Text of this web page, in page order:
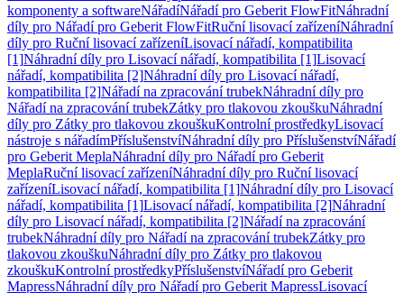
komponenty a softwareNářadíNářadí pro Geberit FlowFitNáhradní
díly pro Nářadí pro Geberit FlowFitRuční lisovací zařízeníNáhradní
díly pro Ruční lisovací zařízeníLisovací nářadí, kompatibilita
[1]Náhradní díly pro Lisovací nářadí, kompatibilita [1]Lisovací
nářadí, kompatibilita [2]Náhradní díly pro Lisovací nářadí,
kompatibilita [2]Nářadí na zpracování trubekNáhradní díly pro
Nářadí na zpracování trubekZátky pro tlakovou zkouškuNáhradní
díly pro Zátky pro tlakovou zkouškuKontrolní prostředkyLisovací
nástroje s nářadímPříslušenstvíNáhradní díly pro PříslušenstvíNářadí
pro Geberit MeplaNáhradní díly pro Nářadí pro Geberit
MeplaRuční lisovací zařízeníNáhradní díly pro Ruční lisovací
zařízeníLisovací nářadí, kompatibilita [1]Náhradní díly pro Lisovací
nářadí, kompatibilita [1]Lisovací nářadí, kompatibilita [2]Náhradní
díly pro Lisovací nářadí, kompatibilita [2]Nářadí na zpracování
trubekNáhradní díly pro Nářadí na zpracování trubekZátky pro
tlakovou zkouškuNáhradní díly pro Zátky pro tlakovou
zkouškuKontrolní prostředkyPříslušenstvíNářadí pro Geberit
MapressNáhradní díly pro Nářadí pro Geberit MapressLisovací